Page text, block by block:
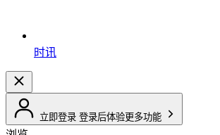
时讯
立即登录 登录后体验更多功能